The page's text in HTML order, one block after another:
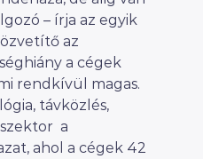
– írja az egyik
az
a cégek
rendkívül magas.
távközlés,
a
ahol a cégek 42